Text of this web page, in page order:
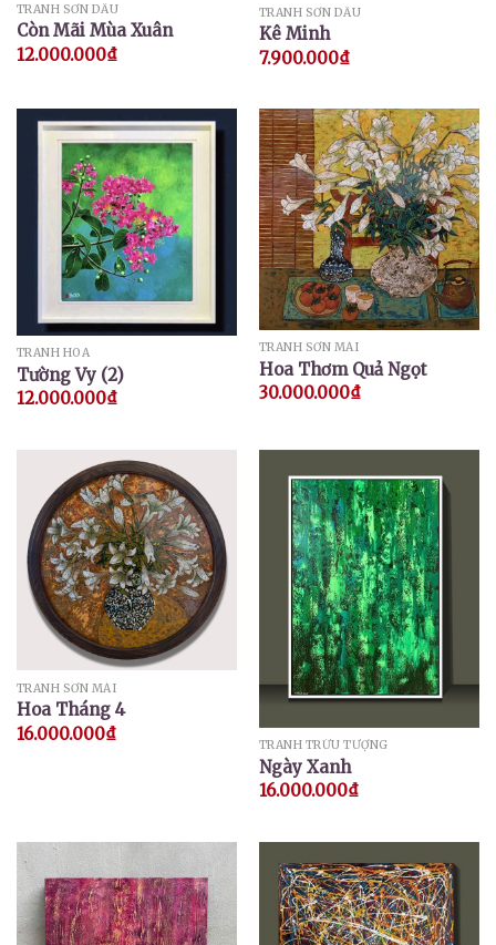
TRANH SƠN DẦU
Còn Mãi Mùa Xuân
12.000.000₫
TRANH SƠN DẦU
Kê Minh
7.900.000₫
TRANH HOA
Tường Vy (2)
12.000.000₫
TRANH SƠN MÀI
Hoa Thơm Quả Ngọt
30.000.000₫
TRANH SƠN MÀI
Hoa Tháng 4
16.000.000₫
TRANH TRỪU TƯỢNG
Ngày Xanh
16.000.000₫